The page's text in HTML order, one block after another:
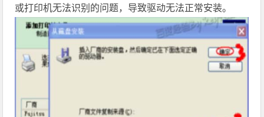
或打印机无法识别的问题，导致驱动无法正常安装。